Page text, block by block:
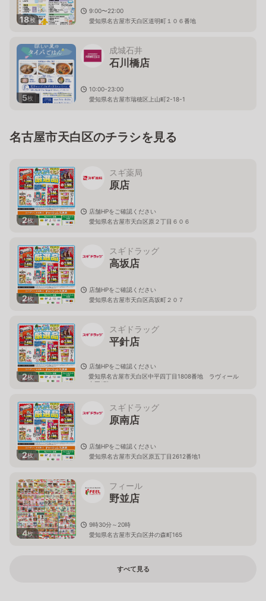
18枚
9:00〜22:00
愛知県名古屋市天白区道明町１０６番地
5枚
成城石井
石川橋店
10:00-23:00
愛知県名古屋市瑞穂区上山町2-18-1
名古屋市天白区のチラシを見る
2枚
スギ薬局
原店
店舗HPをご確認ください
愛知県名古屋市天白区原２丁目６０６
2枚
スギドラッグ
高坂店
店舗HPをご確認ください
愛知県名古屋市天白区高坂町２０７
2枚
スギドラッグ
平針店
店舗HPをご確認ください
愛知県名古屋市天白区中平四丁目1808番地 ラヴィール
中平1階
2枚
スギドラッグ
原南店
店舗HPをご確認ください
愛知県名古屋市天白区原五丁目2612番地1
4枚
フィール
野並店
9時30分～20時
愛知県名古屋市天白区井の森町165
すべて見る